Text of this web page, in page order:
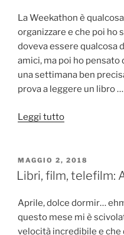
funziona”
La Weekathon è
organizzare e che poi ho
doveva essere qualcosa
amici, ma poi ho
una settimana ben
prova a leggere un libro …
Leggi tutto“#Weekathon
una
lettura
giorno
dal
1
PUBBLICATO
IL
MAGGIO 2, 2018
Libri, film, telefilm:
Aprile, dolce dormir…
questo mese mi è
velocità incredibile e che